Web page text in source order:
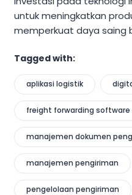
untuk meningkatkan
memperkuat daya saing
Tagged with:
aplikasi logistik
freight forwarding software
manajemen dokumen
manajemen pengiriman
pengelolaan pengiriman